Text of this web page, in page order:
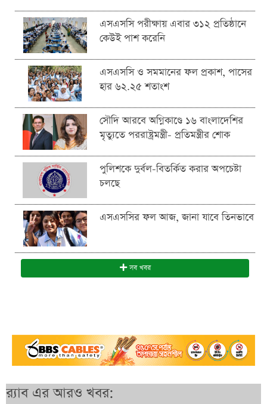
এসএসসি পরীক্ষায় এবার ৩১২ প্রতিষ্ঠানে
কেউই পাশ করেনি
এসএসসি ও সমমানের ফল প্রকাশ, পাসের
হার ৬২.২৫ শতাংশ
সৌদি আরবে অগ্নিকাণ্ডে ১৬ বাংলাদেশির
মৃত্যুতে পররাষ্ট্রমন্ত্রী- প্রতিমন্ত্রীর শোক
পুলিশকে দুর্বল-বিতর্কিত করার অপচেষ্টা
চলছে
এসএসসির ফল আজ, জানা যাবে তিনভাবে
সব খবর
র‍্যাব এর আরও খবর: